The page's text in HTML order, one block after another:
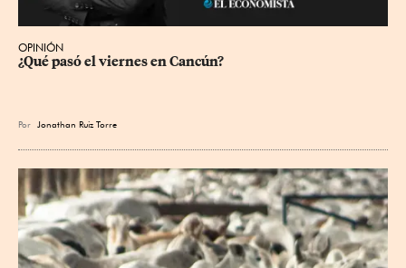
OPINIÓN
¿Qué pasó el viernes en Cancún?
Por Jonathan Ruiz Torre